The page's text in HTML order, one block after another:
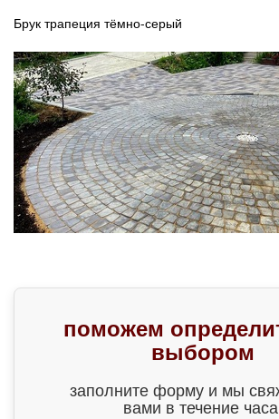
Брук трапеция тёмно-серый
поможем
выбором
заполните форму и мы
вами в течение